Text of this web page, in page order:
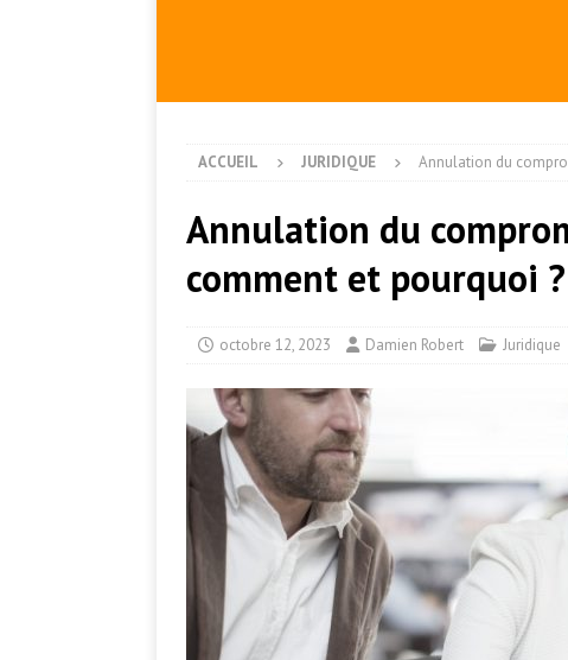
ACCUEIL JURIDIQUE Annulation du
Annulation du
comment et pourquoi ?
octobre 12, 2023 Damien Robert Juridique